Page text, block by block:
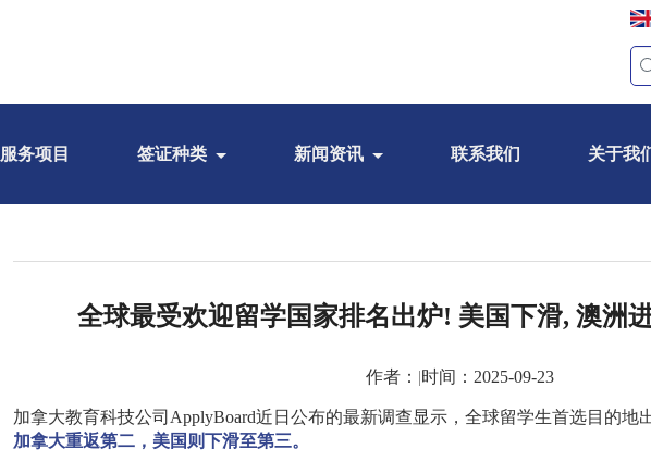
服务项目 签证种类 新闻资讯 联系我们 关于我
全球最受欢迎留学国家排名出炉! 美国下滑, 澳洲
作者： |时间：2025-09-23
加拿大教育科技公司 ApplyBoard近日公布的最新调查显示，全球留学生首选目的地
加拿大重返第二，美国则下滑至第三。